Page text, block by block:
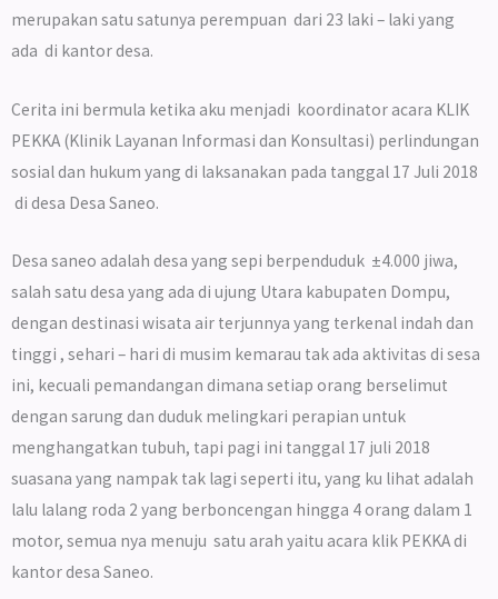
merupakan satu satunya perempuan dari 23 laki – laki yang
ada di kantor desa.
Cerita ini bermula ketika aku menjadi koordinator acara KLIK
PEKKA (Klinik Layanan Informasi dan Konsultasi) perlindungan
sosial dan hukum yang di laksanakan pada tanggal 17 Juli 2018
di desa Desa Saneo.
Desa saneo adalah desa yang sepi berpenduduk ±4.000 jiwa,
salah satu desa yang ada di ujung Utara kabupaten Dompu,
dengan destinasi wisata air terjunnya yang terkenal indah dan
tinggi , sehari – hari di musim kemarau tak ada aktivitas di sesa
ini, kecuali pemandangan dimana setiap orang berselimut
dengan sarung dan duduk melingkari perapian untuk
menghangatkan tubuh, tapi pagi ini tanggal 17 juli 2018
suasana yang nampak tak lagi seperti itu, yang ku lihat adalah
lalu lalang roda 2 yang berboncengan hingga 4 orang dalam 1
motor, semua nya menuju satu arah yaitu acara klik PEKKA di
kantor desa Saneo.